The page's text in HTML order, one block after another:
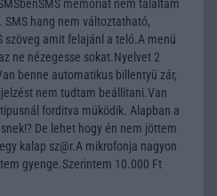
memoriát nem találtam
hang nem változtatható,
szöveg amit felajánl a teló.A menü
ne nézegesse sokat.Nyelvet 2
benne automatikus billentyü zár,
nem tudtam beállítani.Van
forditva müködik. Alapban a
De lehet hogy én nem jöttem
kalap sz@r.A mikrofonja nagyon
gyenge.Szerintem 10.000 Ft